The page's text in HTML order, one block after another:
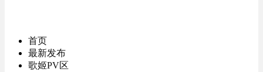
首页
最新发布
歌姬PV区